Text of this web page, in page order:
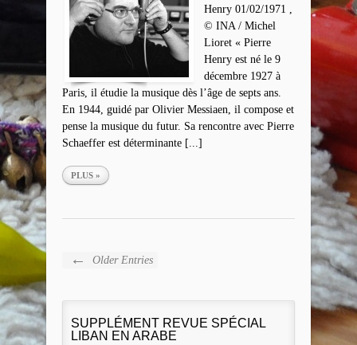
Henry 01/02/1971 ,
© INA / Michel
Lioret « Pierre
Henry est né le 9
décembre 1927 à
Paris, il étudie la musique dès l’âge de septs ans.
En 1944, guidé par Olivier Messiaen, il compose et
pense la musique du futur. Sa rencontre avec Pierre
Schaeffer est déterminante [...]
PLUS »
← Older Entries
SUPPLÉMENT REVUE SPÉCIAL
LIBAN EN ARABE